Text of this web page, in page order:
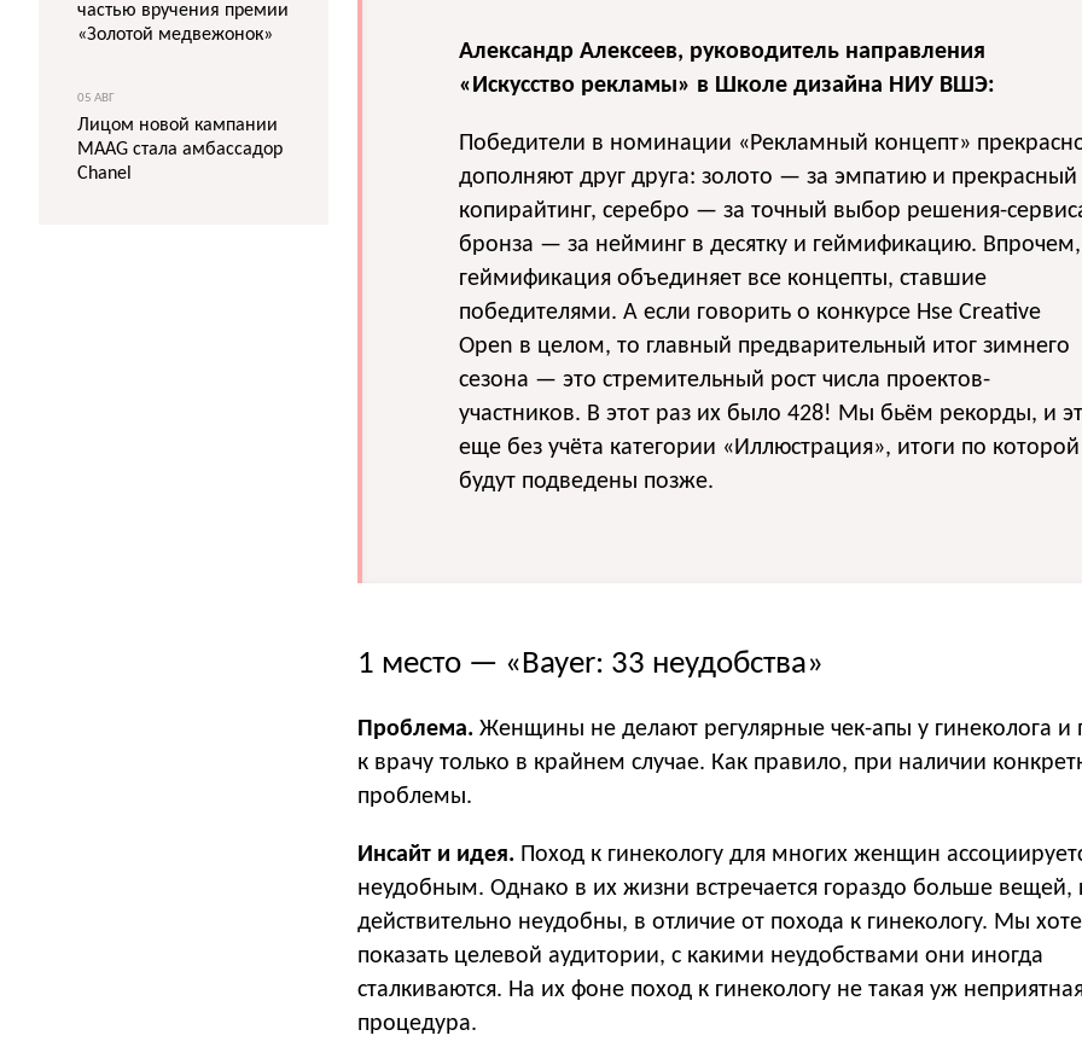
Александр Алексеев, руководитель направления
«Искусство рекламы» в Школе дизайна НИУ ВШЭ:
Победители в номинации «Рекламный концепт»
дополняют друг друга: золото — за эмпатию и прекрасный
копирайтинг, серебро — за точный выбор решения-
бронза — за нейминг в десятку и геймификацию. Впрочем,
геймификация объединяет все концепты, ставшие
победителями. А если говорить о конкурсе Hse Creative
Open в целом, то главный предварительный итог зимнего
сезона — это стремительный рост числа проектов-
участников. В этот раз их было 428! Мы бьём рекорды, и
еще без учёта категории «Иллюстрация», итоги по которой
будут подведены позже.
1 место — «Bayer: 33 неудобства»
Проблема. Женщины не делают регулярные чек-апы у гинеколога и
к врачу только в крайнем случае. Как правило, при наличии
проблемы.
Инсайт и идея. Поход к гинекологу для многих женщин
неудобным. Однако в их жизни встречается гораздо больше вещей,
действительно неудобны, в отличие от похода к гинекологу. Мы
показать целевой аудитории, с какими неудобствами они иногда
сталкиваются. На их фоне поход к гинекологу не такая уж
процедура.
частью вручения премии
«Золотой медвежонок»
05 АВГ
Лицом новой кампании
MAAG стала амбассадор
Chanel